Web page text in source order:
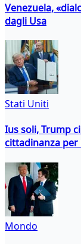
Venezuela,
dagli Usa
Stati Uniti
Ius soli, Trump
cittadinanza per
Mondo